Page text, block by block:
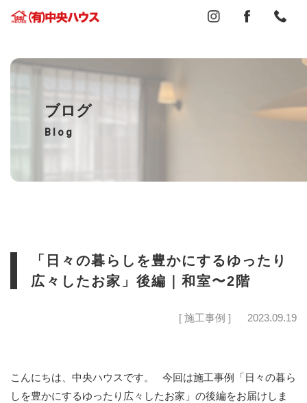
ブログ
Blog
「日々の暮らしを豊かにするゆったり
広々したお家」後編｜和室〜2階
[ 施工事例 ] 2023.09.19
こんにちは、中央ハウスです。 今回は施工事例「日々の暮ら
しを豊かにするゆったり広々したお家」の後編をお届けしま